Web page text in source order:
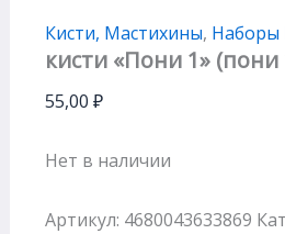
Кисти, Мастихины, Наборы
кисти «Пони 1» (пони
55,00 ₽
Нет в наличии
Артикул: 4680043633869